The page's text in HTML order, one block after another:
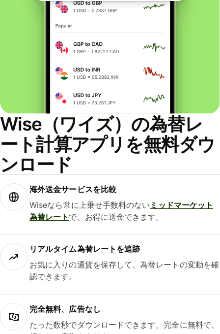
Wise（ワイズ）の為替レ
ート計算アプリを無料ダウ
ンロード
海外送金サービスを比較
Wiseなら常に上乗せ手数料のない ミッドマーケット
為替レート で、お得に送金できます。
リアルタイム為替レートを追跡
お気に入りの通貨を保存して、為替レートの変動を確
認できます。
完全無料、広告なし
たった数秒でダウンロードできます。完全に無料で、